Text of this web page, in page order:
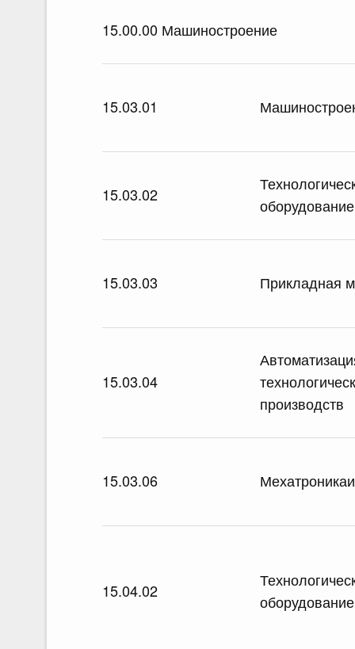
15.00.00 Машиностроение
15.03.01
15.03.02
оборудование
15.03.03 Прикладная
15.03.04
производств
15.03.06
15.04.02
оборудование